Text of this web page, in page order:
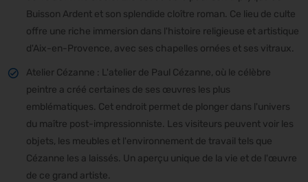
Buisson Ardent et son splendide cloître roman. Ce lieu de culte
offre une riche immersion dans l'histoire religieuse et artistique
d'Aix-en-Provence, avec ses chapelles ornées et ses vitraux.
Atelier Cézanne : L'atelier de Paul Cézanne, où le célèbre
peintre a créé certaines de ses œuvres les plus
emblématiques. Cet endroit permet de plonger dans l'univers
du maître post-impressionniste. Les visiteurs peuvent voir les
objets, les meubles et l'environnement de travail tels que
Cézanne les a laissés. Un aperçu unique de la vie et de l'œuvre
de ce grand artiste.